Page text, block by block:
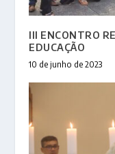
III ENCONTRO
EDUCAÇÃO
10 de junho de 2023